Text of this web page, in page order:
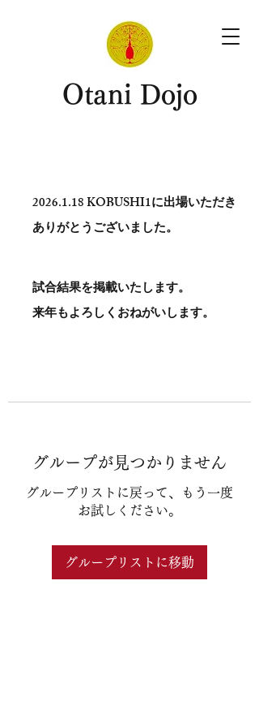
​Otani Dojo
2026.1.18KOBUSHI1に出場いただき
ありがとう​ございました。
試合結果を掲載いたします。
​来年もよろしくおねがいします。
グループが見つかりません
グループリストに戻って、もう一度
お試しください。
グループリストに移動